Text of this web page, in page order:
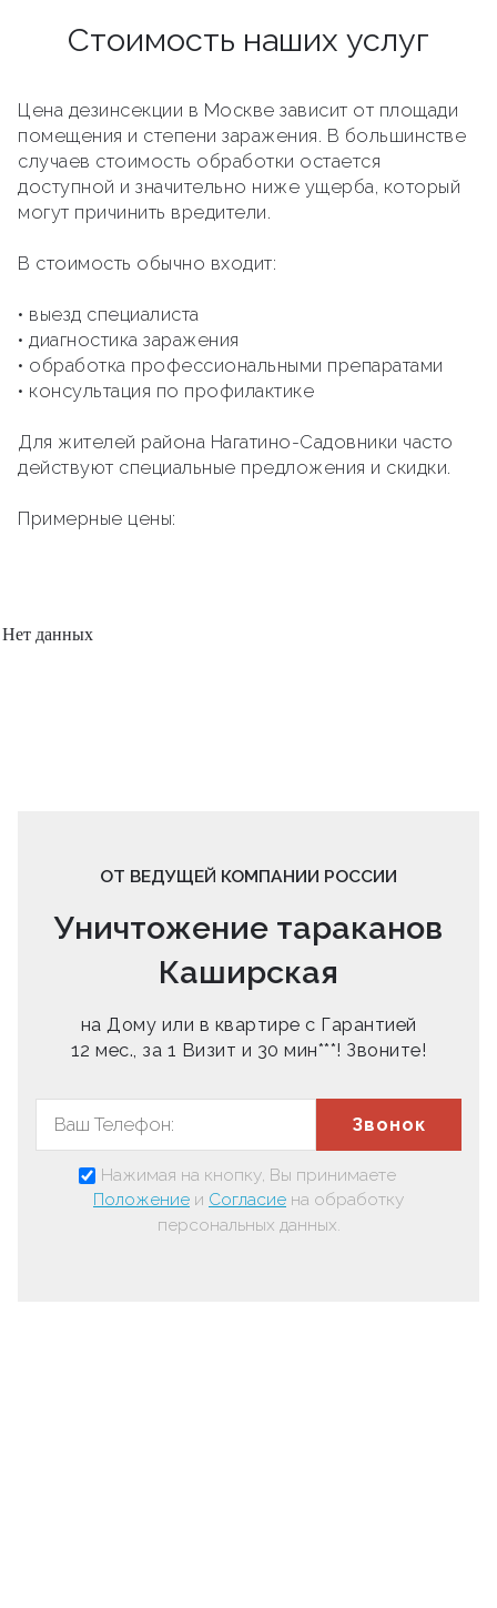
Стоимость наших услуг
Цена дезинсекции в Москве зависит от площади
помещения и степени заражения. В большинстве
случаев стоимость обработки остается
доступной и значительно ниже ущерба, который
могут причинить вредители.
В стоимость обычно входит:
• выезд специалиста
• диагностика заражения
• обработка профессиональными препаратами
• консультация по профилактике
Для жителей района Нагатино-Садовники часто
действуют специальные предложения и скидки.
Примерные цены:
Нет данных
ОТ ВЕДУЩЕЙ КОМПАНИИ РОССИИ
Уничтожение тараканов
Каширская
на Дому или в квартире с Гарантией
12 мес., за 1 Визит и 30 мин***! Звоните!
Звонок
Нажимая на кнопку, Вы принимаете
Положение и Согласие на обработку
персональных данных.